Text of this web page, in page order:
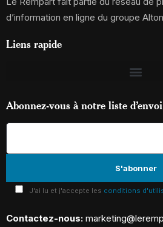
d’information en ligne du groupe
Liens rapide
Abonnez-vous à notre liste d’envoi
J'ai lu et j'accepte les conditions
Contactez-nous: